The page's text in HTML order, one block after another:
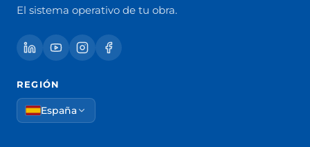
El sistema operativo de tu obra.
REGIÓN
España